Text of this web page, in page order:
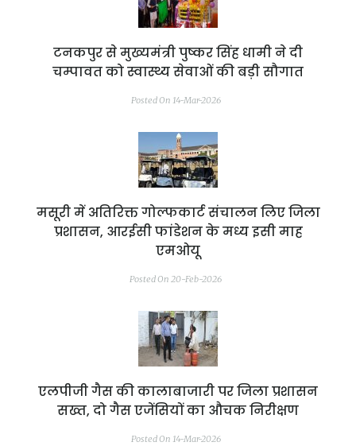
टनकपुर से मुख्यमंत्री पुष्कर सिंह धामी ने दी
चम्पावत को स्वास्थ्य सेवाओं की बड़ी सौगात
Posted On 14-Mar-2026
मसूरी में अतिरिक्त गोल्फकार्ट संचालन लिए जिला
प्रशासन, आरईसी फांडेशन के मध्य इसी माह
एमओयू
Posted On 20-Feb-2026
एलपीजी गैस की कालाबाजारी पर जिला प्रशासन
सख्त, दो गैस एजेंसियों का औचक निरीक्षण
Posted On 14-Mar-2026